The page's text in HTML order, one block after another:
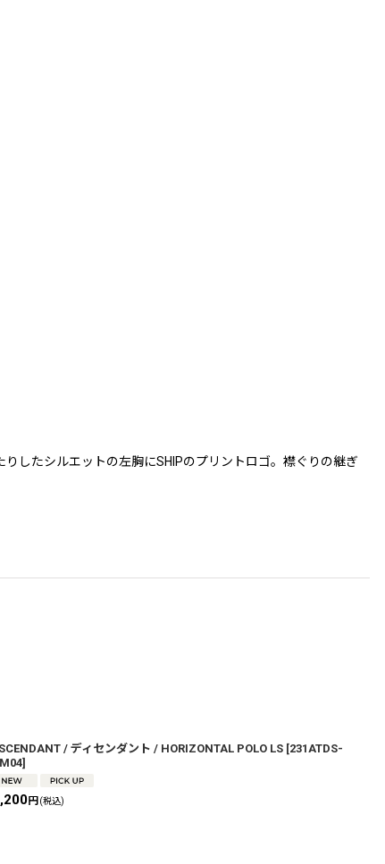
したシルエットの左胸にSHIPのプリントロゴ。襟ぐりの継ぎ
/ ディセンダント / HORIZONTAL POLO LS [231ATDS-
]
円(税込)